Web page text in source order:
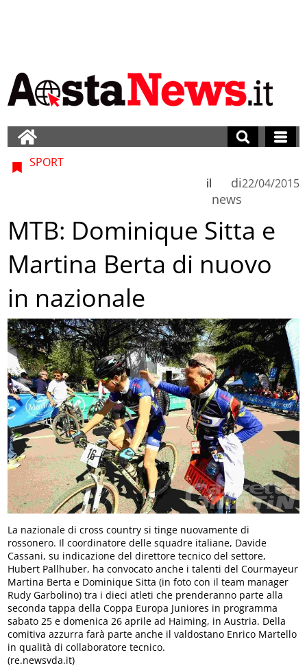
SPORT
di
news
il 22/04/2015
MTB: Dominique Sitta e
Martina Berta di nuovo
in nazionale
La nazionale di cross country si tinge nuovamente di
rossonero. Il coordinatore delle squadre italiane, Davide
Cassani, su indicazione del direttore tecnico del settore,
Hubert Pallhuber, ha convocato anche i talenti del Courmayeur
Martina Berta e Dominique Sitta (in foto con il team manager
Rudy Garbolino) tra i dieci atleti che prenderanno parte alla
seconda tappa della Coppa Europa Juniores in programma
sabato 25 e domenica 26 aprile ad Haiming, in Austria. Della
comitiva azzurra farà parte anche il valdostano Enrico Martello
in qualità di collaboratore tecnico.
(re.newsvda.it)